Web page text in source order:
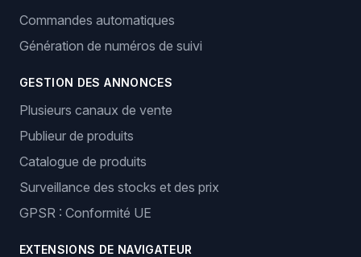
Commandes automatiques
Génération de numéros de suivi
GESTION DES ANNONCES
Plusieurs canaux de vente
Publieur de produits
Catalogue de produits
Surveillance des stocks et des prix
GPSR : Conformité UE
EXTENSIONS DE NAVIGATEUR